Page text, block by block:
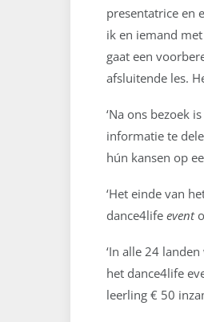
presentatrice en
ik en iemand
gaat een
afsluitende les.
‘Na ons bezoek
informatie te
hún kansen op
‘Het einde van
dance4life event
‘In alle 24
het dance4life
leerling € 50